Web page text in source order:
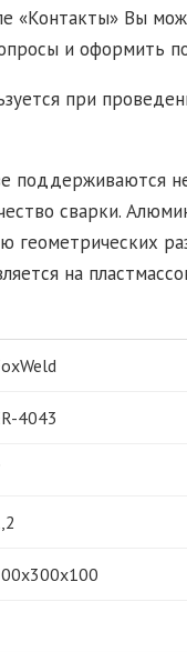
«Контакты» Вы
и оформить
при
поддерживаются
сварки.
геометрических
на
4043